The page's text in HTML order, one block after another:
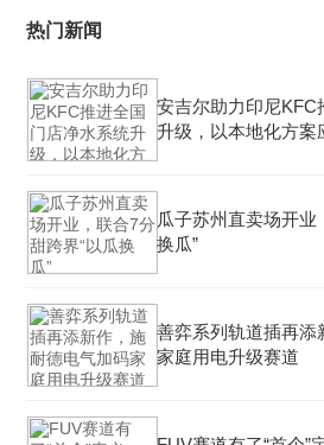
热门新闻
安吉尔助力印尼KFC
升级，以本地化方案
瓜子苏州直卖场开业
换瓜”
善弈系列轨道插再添
家庭用电升级赛道